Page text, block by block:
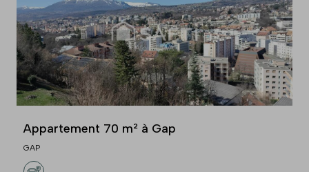
Appartement 70 m² à Gap
GAP